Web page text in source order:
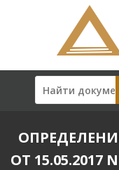
ОТ 15.05.2017